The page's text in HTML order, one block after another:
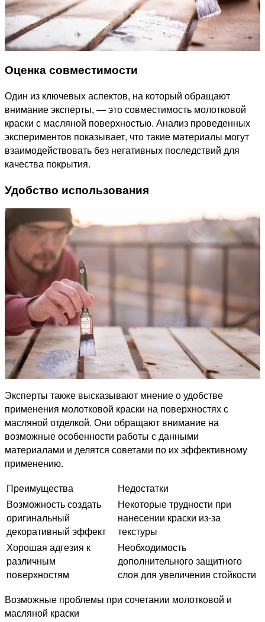
Оценка совместимости
Один из ключевых аспектов, на который обращают
внимание эксперты, — это совместимость молотковой
краски с масляной поверхностью. Анализ проведенных
экспериментов показывает, что такие материалы могут
взаимодействовать без негативных последствий для
качества покрытия.
Удобство использования
Эксперты также высказывают мнение о удобстве
применения молотковой краски на поверхностях с
масляной отделкой. Они обращают внимание на
возможные особенности работы с данными
материалами и делятся советами по их эффективному
применению.
Преимущества
Недостатки
Возможность создать
оригинальный
декоративный эффект
Некоторые трудности при
нанесении краски из-за
текстуры
Хорошая адгезия к
различным
поверхностям
Необходимость
дополнительного защитного
слоя для увеличения стойкости
Возможные проблемы при сочетании молотковой и
масляной краски